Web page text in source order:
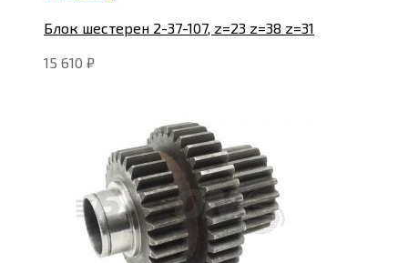
Блок шестерен 2-37-107, z=23 z=38 z=31
15 610 ₽